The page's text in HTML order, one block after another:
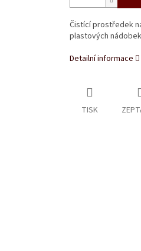
Čistící prostředek
plastových
Detailní informace
TISK